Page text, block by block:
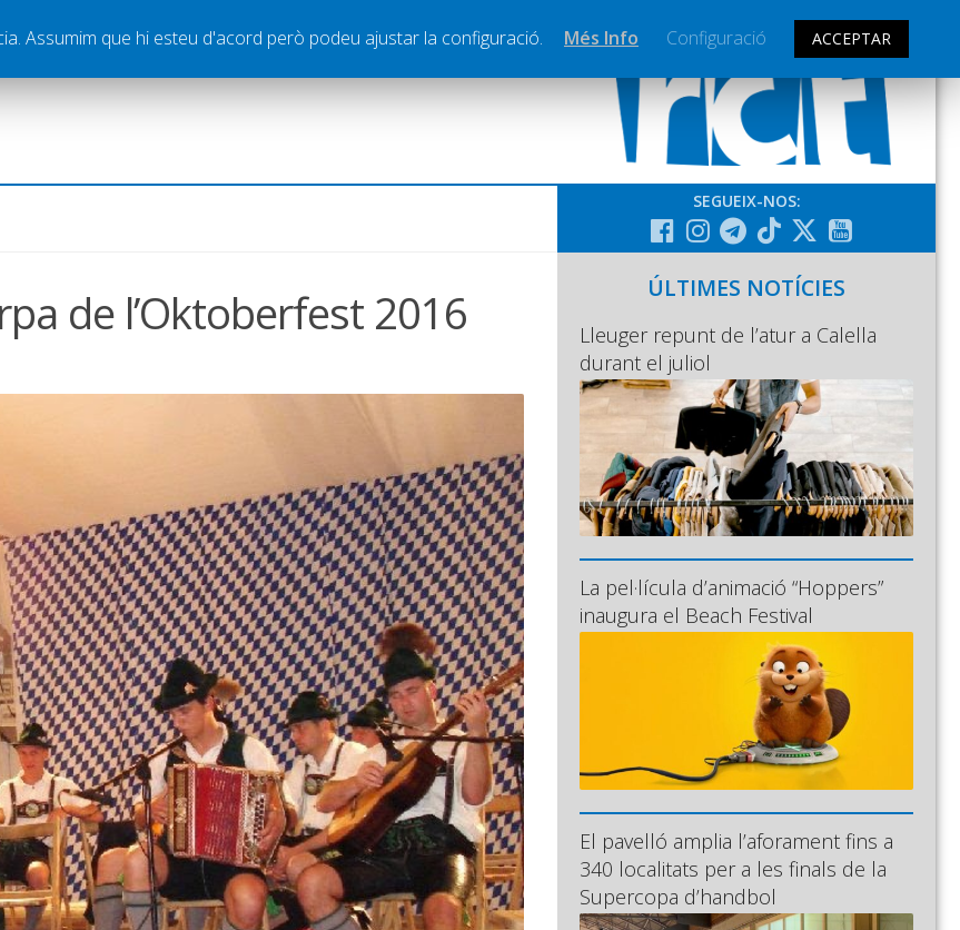
Publicitat Contacte
de l’Oktoberfest 2016
SEGUEIX-NOS:
ÚLTIMES NOTÍCIES
Lleuger repunt de l’atur a Calella
durant el juliol
La pel·lícula d’animació “Hoppers”
inaugura el Beach Festival
El pavelló amplia l’aforament fins a
340 localitats per a les finals de la
Supercopa d’handbol
Assumim que hi esteu d'acord però podeu ajustar la configuració. Més Info Configuració ACCEPTAR